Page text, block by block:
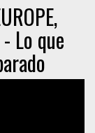
- Lo que